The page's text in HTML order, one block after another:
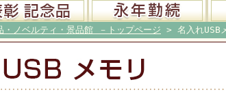
・ノベルティ・景品館 －トップページ > 名入れUSB